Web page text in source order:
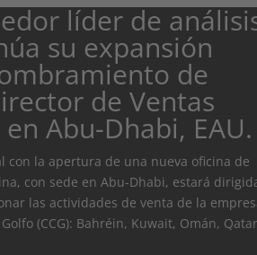
líder de
su expansión
de
de Ventas
Abu-Dhabi, EAU.
la apertura de una nueva oficina de
con sede en Abu-Dhabi, estará
las actividades de venta de la
(CCG): Bahréin, Kuwait, Omán,